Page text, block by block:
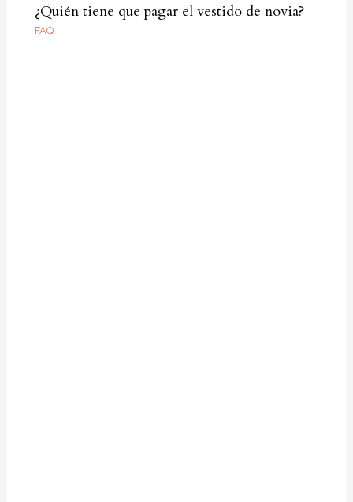
¿Quién tiene que pagar el vestido de novia?
FAQ